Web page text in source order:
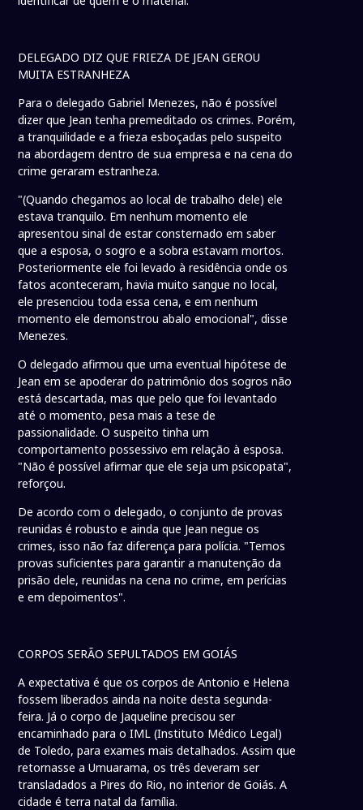
DELEGADO DIZ QUE FRIEZA DE JEAN GEROU
MUITA ESTRANHEZA
Para o delegado Gabriel Menezes, não é possível
dizer que Jean tenha premeditado os crimes. Porém,
a tranquilidade e a frieza esboçadas pelo suspeito
na abordagem dentro de sua empresa e na cena do
crime geraram estranheza.
"(Quando chegamos ao local de trabalho dele) ele
estava tranquilo. Em nenhum momento ele
apresentou sinal de estar consternado em saber
que a esposa, o sogro e a sobra estavam mortos.
Posteriormente ele foi levado à residência onde os
fatos aconteceram, havia muito sangue no local,
ele presenciou toda essa cena, e em nenhum
momento ele demonstrou abalo emocional", disse
Menezes.
O delegado afirmou que uma eventual hipótese de
Jean em se apoderar do patrimônio dos sogros não
está descartada, mas que pelo que foi levantado
até o momento, pesa mais a tese de
passionalidade. O suspeito tinha um
comportamento possessivo em relação à esposa.
"Não é possível afirmar que ele seja um psicopata",
reforçou.
De acordo com o delegado, o conjunto de provas
reunidas é robusto e ainda que Jean negue os
crimes, isso não faz diferença para polícia. "Temos
provas suficientes para garantir a manutenção da
prisão dele, reunidas na cena no crime, em perícias
e em depoimentos".
CORPOS SERÃO SEPULTADOS EM GOIÁS
A expectativa é que os corpos de Antonio e Helena
fossem liberados ainda na noite desta segunda-
feira. Já o corpo de Jaqueline precisou ser
encaminhado para o IML (Instituto Médico Legal)
de Toledo, para exames mais detalhados. Assim que
retornasse a Umuarama, os três deveram ser
transladados a Pires do Rio, no interior de Goiás. A
cidade é terra natal da família.